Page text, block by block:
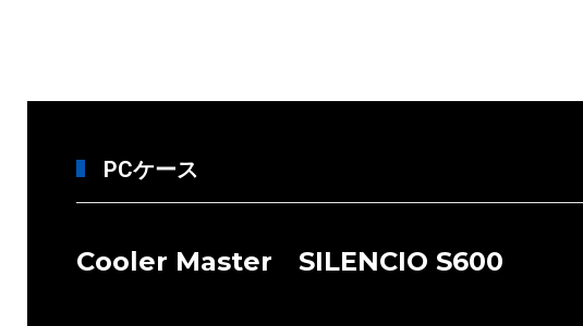
PCケース
Cooler Master SILENCIO S600